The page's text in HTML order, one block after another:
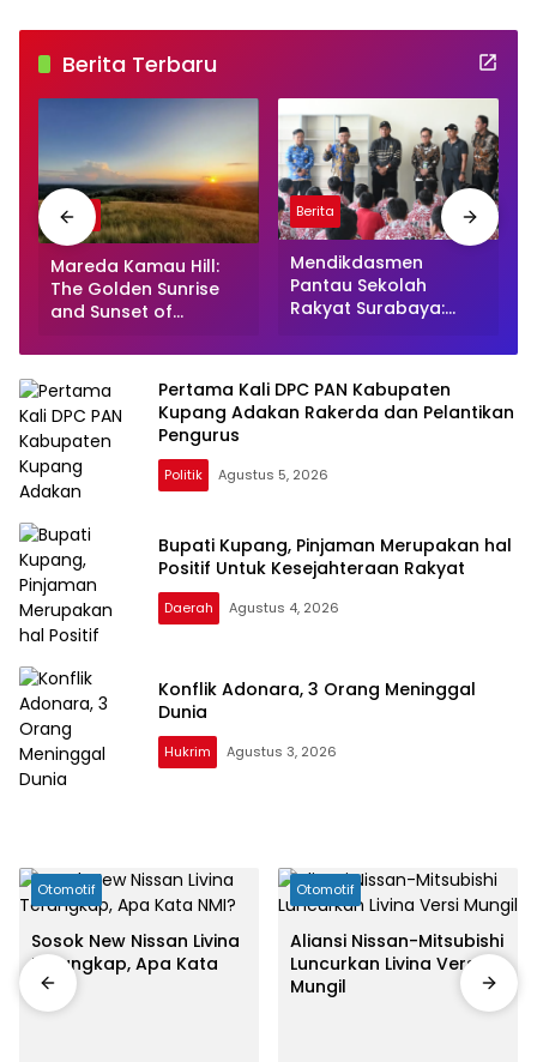
Berita Terbaru
Berita
Mareda Kamau Hill:
The Golden Sunrise
and Sunset of
Berita
Mendikdasmen
Pantau Sekolah
Rakyat Surabaya:
untuk Semua!
Pertama Kali DPC PAN Kabupaten
Kupang Adakan Rakerda dan Pelantikan
Pengurus
Politik Agustus 5, 2026
Bupati Kupang, Pinjaman Merupakan hal
Positif Untuk Kesejahteraan Rakyat
Daerah Agustus 4, 2026
Konflik Adonara, 3 Orang Meninggal
Dunia
Hukrim Agustus 3, 2026
Otomotif
Sosok New Nissan Livina
Terungkap, Apa Kata
NMI?
Otomotif
Aliansi Nissan-Mitsubishi
Luncurkan Livina Versi
Mungil